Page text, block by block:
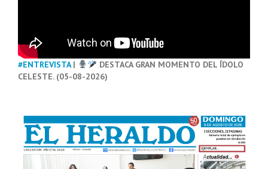
#ENTREVISTA|
DESTACA GRAN MOMENTO DEL ÍDOLO
CELESTE. (05-08-2026)